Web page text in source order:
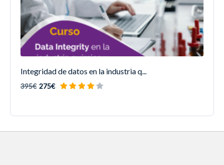
Integridad de datos en la industria q...
395€ 275€